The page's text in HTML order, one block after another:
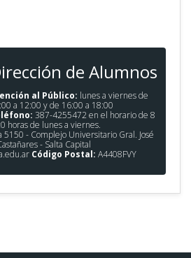
de Alumnos
al Público: lunes a viernes de
a 12:00 y de 16:00 a 18:00
387-4255472 en el horario de 8
horas de lunes a viernes.
5150 - Complejo Universitario Gral. José
- Salta Capital
Código Postal: A4408FVY